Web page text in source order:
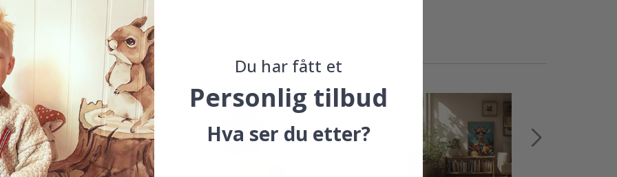
Merk ditt med #namly_design
Produkter kjøpt sammenDu har fått et
Personlig tilbud
Hva ser du etter?